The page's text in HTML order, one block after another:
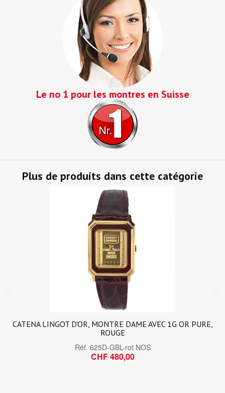
Le no 1 pour les montres en Suisse
Plus de produits dans cette catégorie
CATENA LINGOT D'OR, MONTRE DAME AVEC 1G OR PURE,
ROUGE
Réf. 625D-GBL-rot NOS
CHF 480,00